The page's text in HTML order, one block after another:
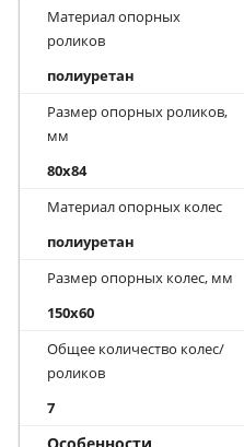
Материал опорных
роликов
полиуретан
Размер опорных роликов,
мм
80x84
Материал опорных колес
полиуретан
Размер опорных колес, мм
150x60
Общее количество колес/
роликов
7